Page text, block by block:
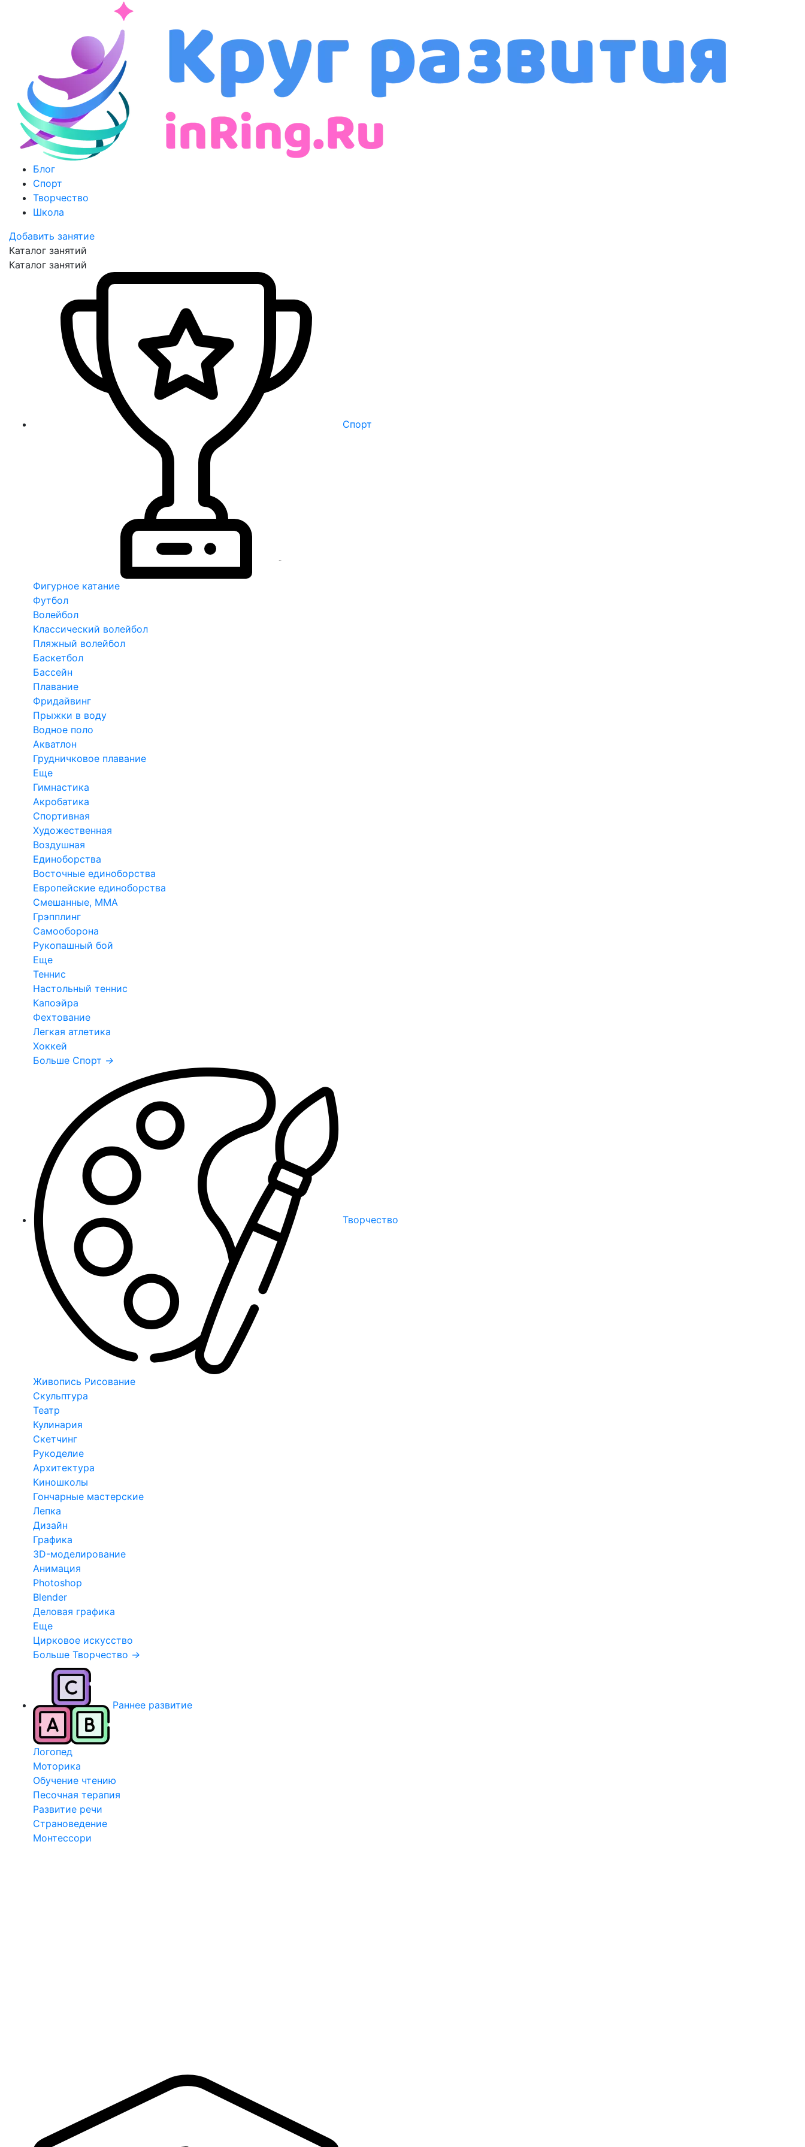
Блог
Спорт
Творчество
Школа
Добавить занятие
Каталог занятий
Каталог занятий
Спорт
Фигурное катание
Футбол
Волейбол
Классический волейбол
Пляжный волейбол
Баскетбол
Бассейн
Плавание
Фридайвинг
Прыжки в воду
Водное поло
Акватлон
Грудничковое плавание
Еще
Гимнастика
Акробатика
Спортивная
Художественная
Воздушная
Единоборства
Восточные единоборства
Европейские единоборства
Смешанные, ММА
Грэпплинг
Самооборона
Рукопашный бой
Еще
Теннис
Настольный теннис
Капоэйра
Фехтование
Легкая атлетика
Хоккей
Больше Спорт →
Творчество
Живопись Рисование
Скульптура
Театр
Кулинария
Скетчинг
Рукоделие
Архитектура
Киношколы
Гончарные мастерские
Лепка
Дизайн
Графика
3D-моделирование
Анимация
Photoshop
Blender
Деловая графика
Еще
Цирковое искусство
Больше Творчество →
Раннее развитие
Логопед
Моторика
Обучение чтению
Песочная терапия
Развитие речи
Страноведение
Монтессори